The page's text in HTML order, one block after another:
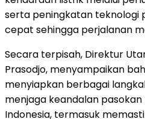
serta peningkatan teknologi
cepat sehingga perjalanan
Secara terpisah, Direktur
Prasodjo, menyampaikan
menyiapkan berbagai
menjaga keandalan pasokan
Indonesia, termasuk